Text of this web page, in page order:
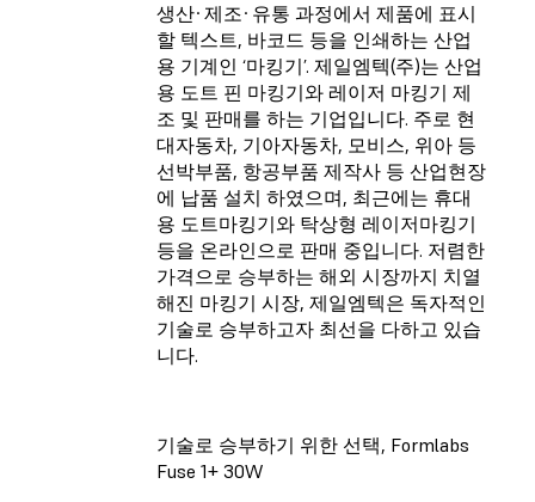
생산·제조·유통 과정에서 제품에 표시
할 텍스트, 바코드 등을 인쇄하는 산업
용 기계인 ‘마킹기’. 제일엠텍(주)는 산업
용 도트 핀 마킹기와 레이저 마킹기 제
조 및 판매를 하는 기업입니다. 주로 현
대자동차, 기아자동차, 모비스, 위아 등
선박부품, 항공부품 제작사 등 산업현장
에 납품 설치 하였으며, 최근에는 휴대
용 도트마킹기와 탁상형 레이저마킹기
등을 온라인으로 판매 중입니다. 저렴한
가격으로 승부하는 해외 시장까지 치열
해진 마킹기 시장, 제일엠텍은 독자적인
기술로 승부하고자 최선을 다하고 있습
니다.
기술로 승부하기 위한 선택, Formlabs
Fuse 1+ 30W